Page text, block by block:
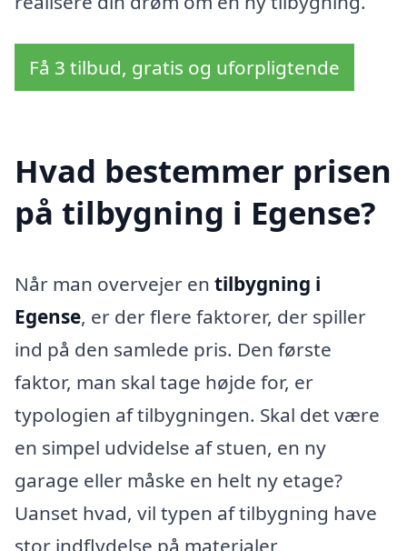
Få 3 tilbud, gratis og uforpligtende
Hvad bestemmer prisen
på tilbygning i Egense?
Når man overvejer en tilbygning i
Egense, er der flere faktorer, der spiller
ind på den samlede pris. Den første
faktor, man skal tage højde for, er
typologien af tilbygningen. Skal det være
en simpel udvidelse af stuen, en ny
garage eller måske en helt ny etage?
Uanset hvad, vil typen af tilbygning have
stor indflydelse på materialer,